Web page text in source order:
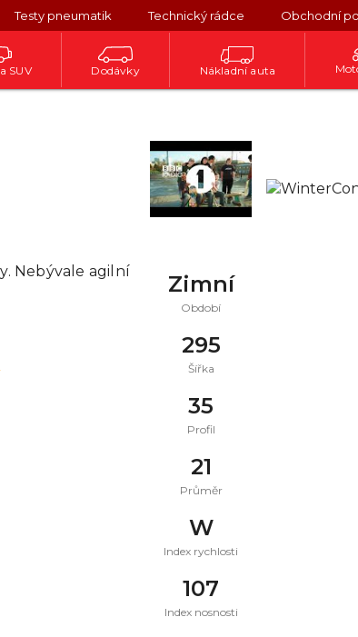
Testy pneumatik Technický rádce Obchodní
SUV Dodávky Nákladní auta
Nebývale agilní
Zimní
Období
295
Šířka
35
Profil
21
Průměr
W
Index rychlosti
107
Index nosnosti